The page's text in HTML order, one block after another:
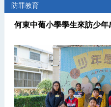
防罪教育
何東中葡小學學生來訪少